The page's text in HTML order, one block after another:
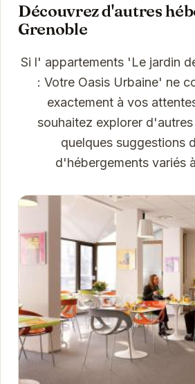
Découvrez d'autres
Grenoble
Si l' appartements 'Le jardin
: Votre Oasis Urbaine' ne
exactement à vos
souhaitez explorer
quelques suggestions
d'hébergements variés